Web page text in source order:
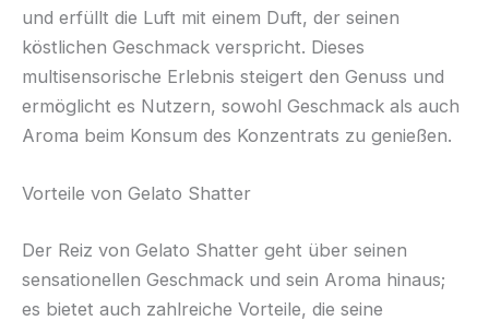
und erfüllt die Luft mit einem Duft, der seinen
köstlichen Geschmack verspricht. Dieses
multisensorische Erlebnis steigert den Genuss und
ermöglicht es Nutzern, sowohl Geschmack als auch
Aroma beim Konsum des Konzentrats zu genießen.
Vorteile von Gelato Shatter
Der Reiz von Gelato Shatter geht über seinen
sensationellen Geschmack und sein Aroma hinaus;
es bietet auch zahlreiche Vorteile, die seine